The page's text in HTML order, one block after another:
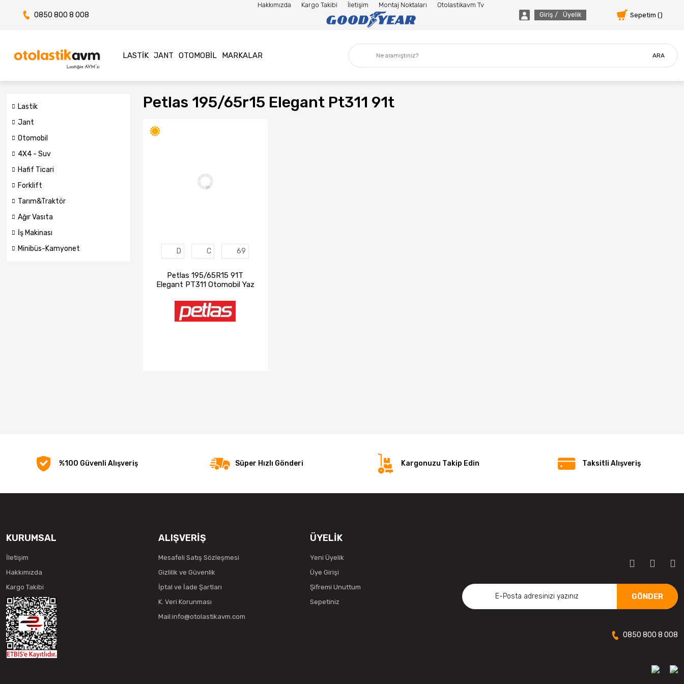
0850 800 8 008
Hakkımızda Kargo Takibi İletişim Montaj Noktaları
Otolastikavm Tv
Giriş /
Üyelik Sepetim ()
LASTIK JANT OTOMOBIL MARKALAR ARA
Lastik
Jant
Otomobil
4X4 - Suv
Hafif Ticari
Forklift
Tarım&Traktör
Ağır Vasıta
İş Makinası
Minibüs-Kamyonet
Petlas 195/65r15 Elegant Pt311 91t
D C 69
Petlas 195/65R15 91T
Elegant PT311 Otomobil Yaz
%100 Güvenli Alışveriş Süper Hızlı Gönderi Kargonuzu Takip Edin Taksitli Alışveriş
KURUMSAL
İletişim
Hakkımızda
Kargo Takibi
ALIŞVERİŞ
Mesafeli Satış Sözleşmesi
Gizlilik ve Güvenlik
İptal ve İade Şartları
K. Veri Korunması
Mail:info@otolastikavm.com
ÜYELİK
Yeni Üyelik
Üye Girişi
Şifremi Unuttum
Sepetiniz
GÖNDER
0850 800 8 008